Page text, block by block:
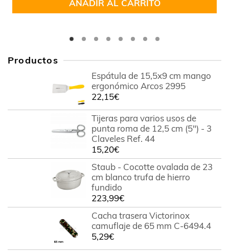
AÑADIR AL CARRITO
Productos
Espátula de 15,5x9 cm mango
ergonómico Arcos 2995
22,15€
Tijeras para varios usos de
punta roma de 12,5 cm (5") - 3
Claveles Ref. 44
15,20€
Staub - Cocotte ovalada de 23
cm blanco trufa de hierro
fundido
223,99€
Cacha trasera Victorinox
camuflaje de 65 mm C-6494.4
5,29€